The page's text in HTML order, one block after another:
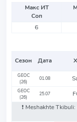
Макс ИТ
Соп
6
Сезон Дата
GEOC
(26)
01.08
GEOC
(26)
25.07
❗️ Meshakhte